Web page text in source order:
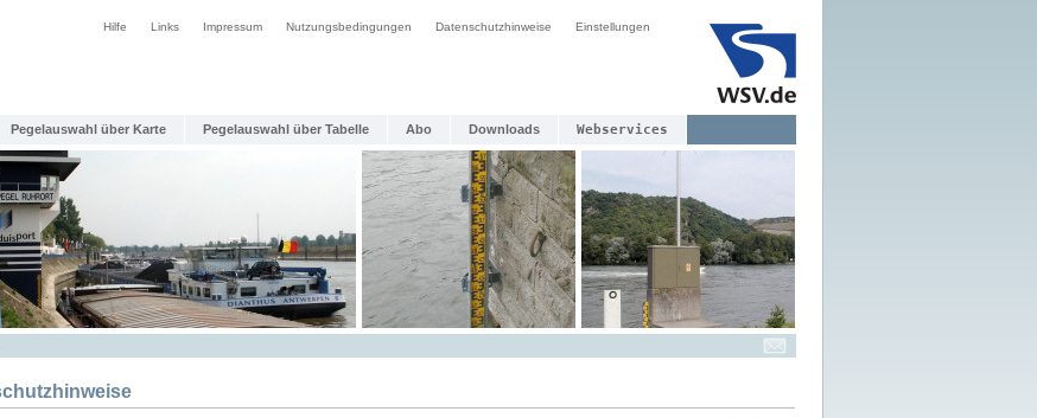
Hilfe Links Impressum Nutzungsbedingungen Datenschutzhinweise Einstellungen
Pegelauswahl über Karte Pegelauswahl über Tabelle Abo Downloads Webservices